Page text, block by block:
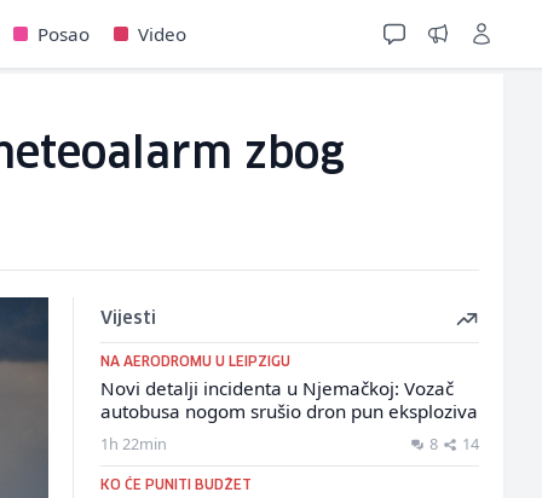
Posao Video
zbog
Vijesti
NA AERODROMU U LEIPZIGU
Novi detalji incidenta u Njemačkoj: Vozač
autobusa nogom srušio dron pun eksploziva
1h 22min 8 14
KO ĆE PUNITI BUDŽET